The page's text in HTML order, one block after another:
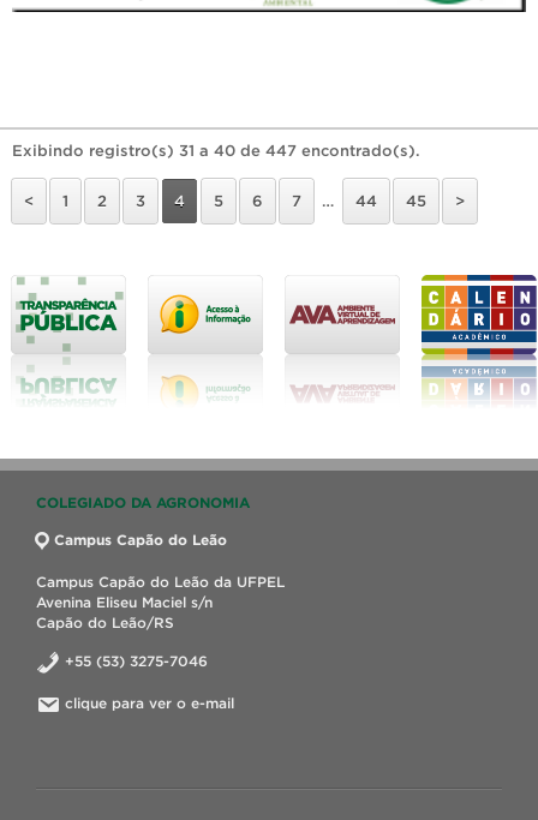
Exibindo registro(s) 31 a 40 de 447 encontrado(s).
< 1 2 3 4 5 6 7 … 44 45 >
COLEGIADO DA AGRONOMIA
Campus Capão do Leão
Campus Capão do Leão da UFPEL
Avenina Eliseu Maciel s/n
Capão do Leão/RS
+55 (53) 3275-7046
clique para ver o e-mail